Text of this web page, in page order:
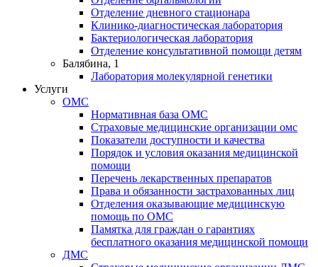
Отделение дневного стационара
Клинико-диагностическая лаборатория
Бактериологическая лаборатория
Отделение консультативной помощи детям
Балябина, 1
Лаборатория молекулярной генетики
Услуги
ОМС
Нормативная база ОМС
Страховые медицинские организации омс
Показатели доступности и качества
Порядок и условия оказания медицинской
помощи
Перечень лекарственных препаратов
Права и обязанности застрахованных лиц
Отделения оказывающие медицинскую
помощь по ОМС
Памятка для граждан о гарантиях
бесплатного оказания медицинской помощи
ДМС